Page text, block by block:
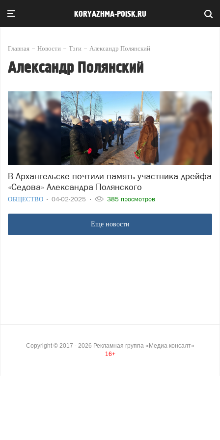
KORYAZHMA-POISK.RU
Главная Новости Тэги Александр Полянский
Александр Полянский
В Архангельске почтили память участника дрейфа
«Седова» Александра Полянского
ОБЩЕСТВО 04-02-2025 385 просмотров
Еще новости
Copyright © 2017 - 2026 Рекламная группа «Медиа консалт»
16+